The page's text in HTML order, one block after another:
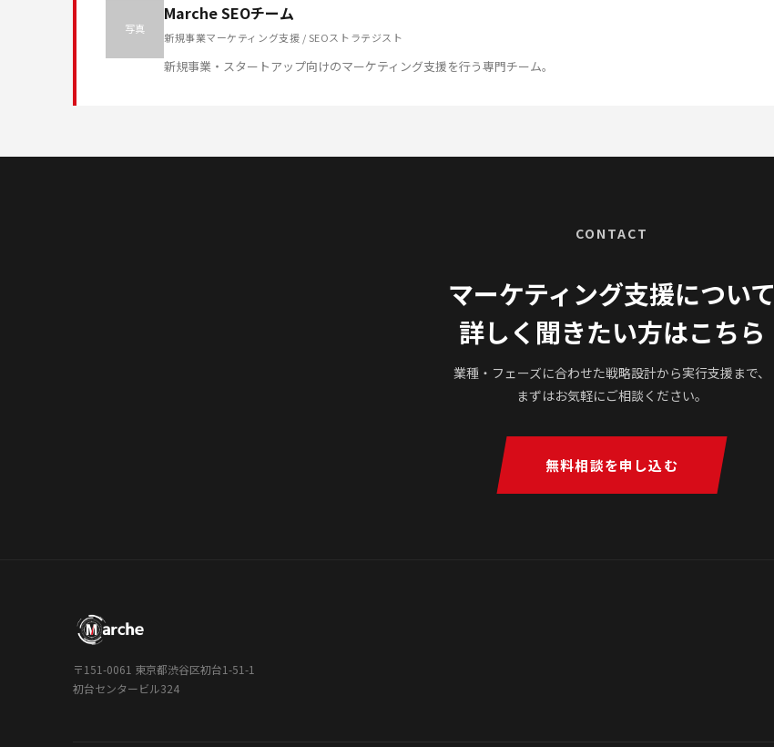
写真
Marche SEOチーム
新規事業マーケティング支援 / SEOストラテジスト
新規事業・スタートアップ向けのマーケティング支援を行う専門チーム。
CONTACT
マーケティング支援について
詳しく聞きたい方はこちら
業種・フェーズに合わせた戦略設計から実行支援まで、
まずはお気軽にご相談ください。
無料相談を申し込む
〒151-0061 東京都渋谷区初台1-51-1
初台センタービル324